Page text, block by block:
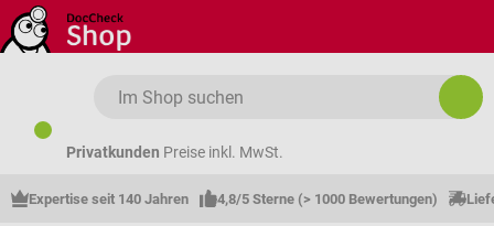
Zum Hauptinhalt springen
Privatkunden Preise inkl. MwSt.
Expertise seit 140 Jahren 4,8/5 Sterne (> 1000 Bewertungen)